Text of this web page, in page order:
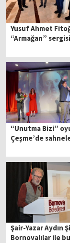
Yusuf Ahmet
“Armağan” sergisi
“Unutma Bizi”
Çeşme’de
Şair-Yazar Aydın
Bornovalılar ile